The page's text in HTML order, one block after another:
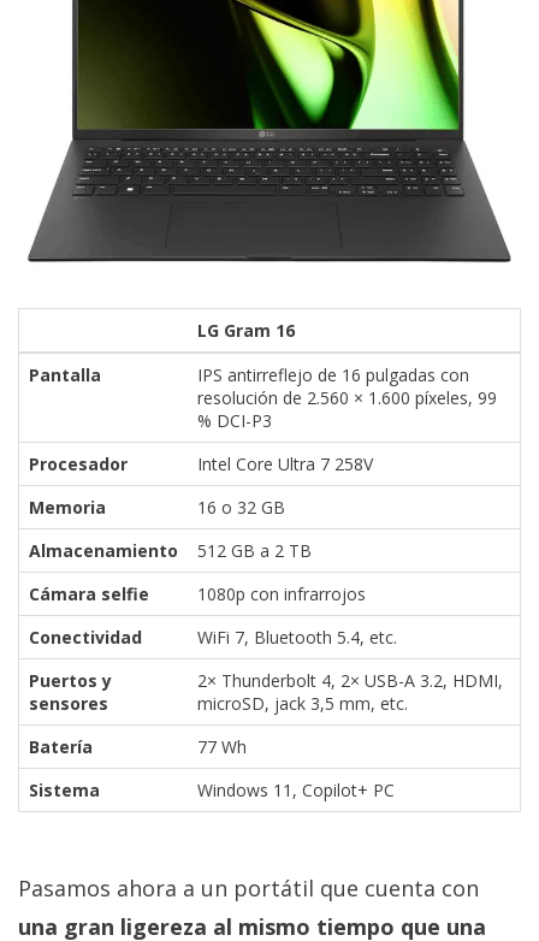
LG Gram 16
Pantalla
IPS antirreflejo de 16 pulgadas con
resolución de 2.560 × 1.600 píxeles, 99
% DCI-P3
Procesador
Intel Core Ultra 7 258V
Memoria
16 o 32 GB
Almacenamiento
512 GB a 2 TB
Cámara selfie
1080p con infrarrojos
Conectividad
WiFi 7, Bluetooth 5.4, etc.
Puertos y
sensores
2× Thunderbolt 4, 2× USB-A 3.2, HDMI,
microSD, jack 3,5 mm, etc.
Batería
77 Wh
Sistema
Windows 11, Copilot+ PC
Pasamos ahora a un portátil que cuenta con
una gran ligereza al mismo tiempo que una